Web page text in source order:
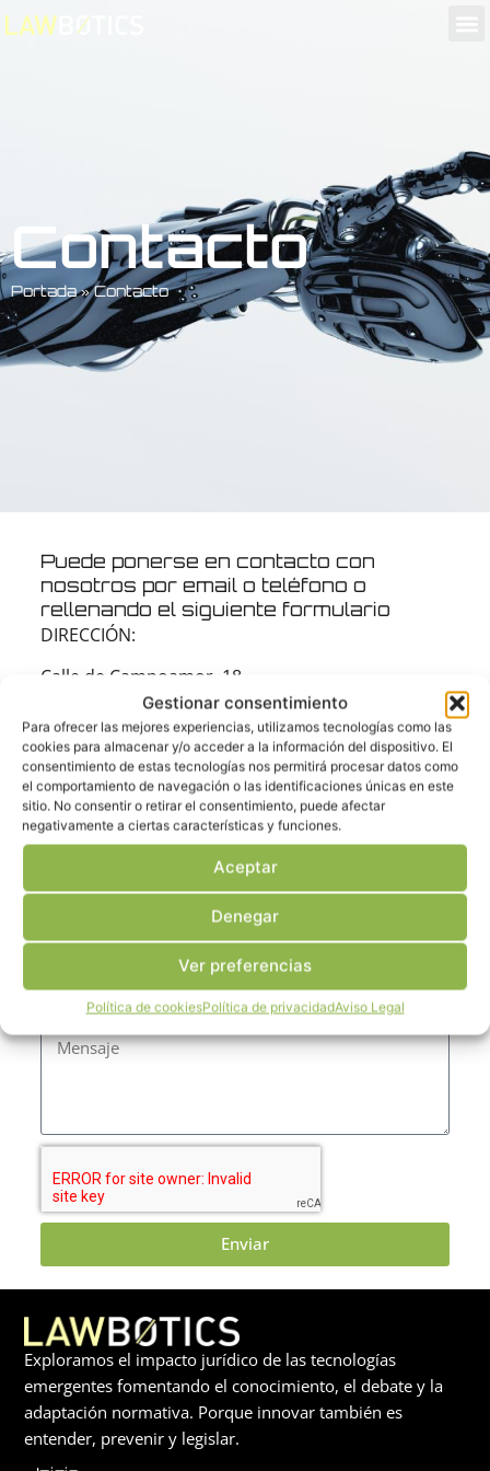
Gestionar consentimiento
Para ofrecer las mejores experiencias, utilizamos tecnologías como las
cookies para almacenar y/o acceder a la información del dispositivo. El
consentimiento de estas tecnologías nos permitirá procesar datos como
el comportamiento de navegación o las identificaciones únicas en este
sitio. No consentir o retirar el consentimiento, puede afectar
negativamente a ciertas características y funciones.
Aceptar
Denegar
Ver preferencias
Política de cookiesPolítica de privacidadAviso Legal
Contacto
Portada»Contacto
Puede ponerse en contacto con
nosotros por email o teléfono o
rellenando el siguiente formulario
DIRECCIÓN:
Calle de Campoamor, 18
28004 Madrid
T:+34 913 106 363
@: info@lawbotics.com
Nombre
Mensaje
Enviar
Exploramos el impacto jurídico de las tecnologías
emergentes fomentando el conocimiento, el debate y la
adaptación normativa. Porque innovar también es
entender, prevenir y legislar.